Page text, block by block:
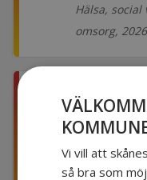
Hälsa,
omsorg,
2025-09-
Vi vill att
så bra som